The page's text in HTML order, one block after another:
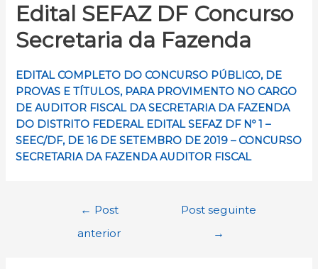
Edital SEFAZ DF Concurso
Secretaria da Fazenda
EDITAL COMPLETO DO CONCURSO PÚBLICO, DE
PROVAS E TÍTULOS, PARA PROVIMENTO NO CARGO
DE AUDITOR FISCAL DA SECRETARIA DA FAZENDA
DO DISTRITO FEDERAL EDITAL SEFAZ DF Nº 1 –
SEEC/DF, DE 16 DE SETEMBRO DE 2019 – CONCURSO
SECRETARIA DA FAZENDA AUDITOR FISCAL
Navegação
← Post
anterior
Post seguinte
→